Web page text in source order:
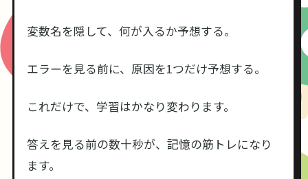
変数名を隠して、何が入るか予想する。
エラーを見る前に、原因を1つだけ予想する。
これだけで、学習はかなり変わります。
答えを見る前の数十秒が、記憶の筋トレになり
ます。